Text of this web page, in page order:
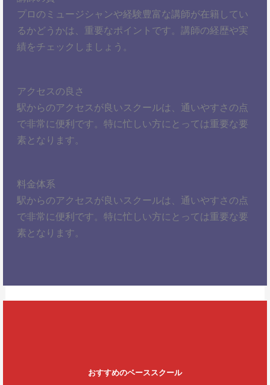
プロのミュージシャンや経験豊富な講師が在籍してい
るかどうかは、重要なポイントです。講師の経歴や実
績をチェックしましょう。
アクセスの良さ
駅からのアクセスが良いスクールは、通いやすさの点
で非常に便利です。特に忙しい方にとっては重要な要
素となります。
料金体系
駅からのアクセスが良いスクールは、通いやすさの点
で非常に便利です。特に忙しい方にとっては重要な要
素となります。
おすすめのベーススクール